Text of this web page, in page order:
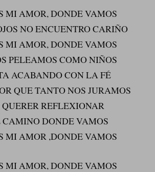
MI AMOR, DONDE VAMOS
NO ENCUENTRO CARIÑO
MI AMOR, DONDE VAMOS
PELEAMOS COMO NIÑOS
ACABANDO CON LA FÉ
QUE TANTO NOS JURAMOS
REFLEXIONAR
CAMINO DONDE VAMOS
MI AMOR ,DONDE VAMOS
MI AMOR, DONDE VAMOS